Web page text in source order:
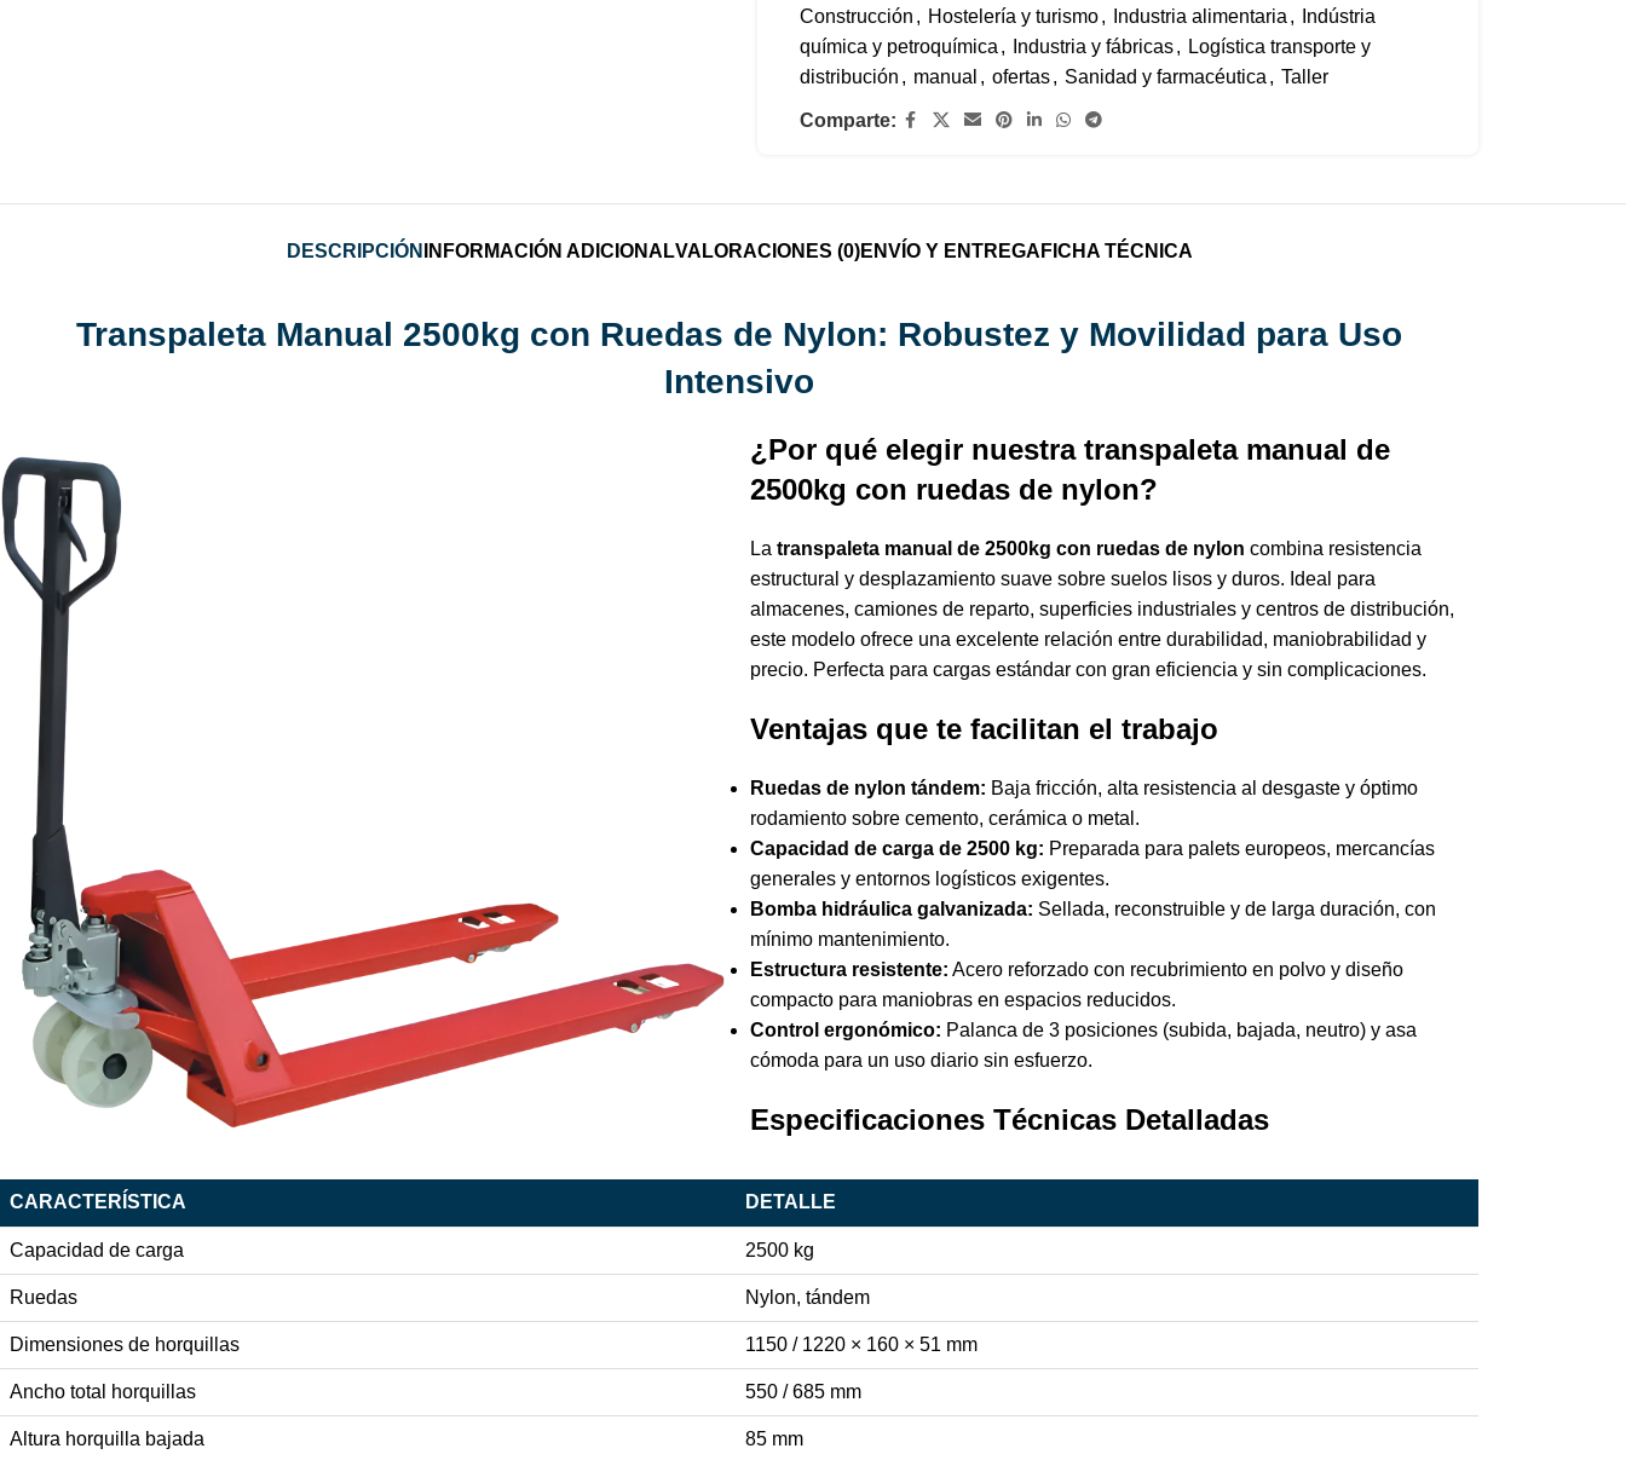
Construcción , Hostelería y turismo, Industria alimentaria ,
Indústria
química y petroquímica , Industria y fábricas, Logística transporte y
distribución , manual , ofertas, Sanidad y farmacéutica , Taller
Comparte:
DESCRIPCIÓN INFORMACIÓN ADICIONALVALORACIONES (0)ENVÍO Y ENTREGA FICHA TÉCNICA
Transpaleta Manual 2500kg con Ruedas de Nylon: Robustez y Movilidad para Uso
Intensivo
¿Por qué elegir nuestra transpaleta manual de
2500kg con ruedas de nylon?
La transpaleta manual de 2500kg con ruedas de nylon combina resistencia
estructural y desplazamiento suave sobre suelos lisos y duros. Ideal para
almacenes, camiones de reparto, superficies industriales y centros de distribución,
este modelo ofrece una excelente relación entre durabilidad, maniobrabilidad y
precio. Perfecta para cargas estándar con gran eficiencia y sin complicaciones.
Ventajas que te facilitan el trabajo
Ruedas de nylon tándem: Baja fricción, alta resistencia al desgaste y óptimo
rodamiento sobre cemento, cerámica o metal.
Capacidad de carga de 2500 kg: Preparada para palets europeos, mercancías
generales y entornos logísticos exigentes.
Bomba hidráulica galvanizada: Sellada, reconstruible y de larga duración, con
mínimo mantenimiento.
Estructura resistente: Acero reforzado con recubrimiento en polvo y diseño
compacto para maniobras en espacios reducidos.
Control ergonómico: Palanca de 3 posiciones (subida, bajada, neutro) y asa
cómoda para un uso diario sin esfuerzo.
Especificaciones Técnicas Detalladas
CARACTERÍSTICA DETALLE
Capacidad de carga 2500 kg
Ruedas Nylon, tándem
Dimensiones de horquillas 1150 / 1220 × 160 × 51 mm
Ancho total horquillas 550 / 685 mm
Altura horquilla bajada 85 mm